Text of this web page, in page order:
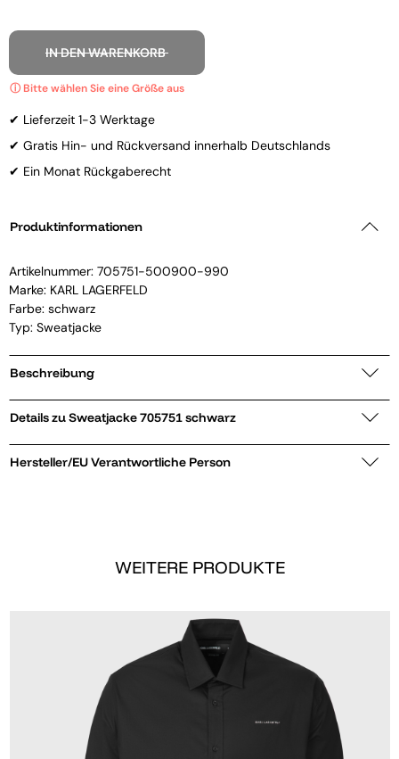
IN DEN WARENKORB
✔ Lieferzeit 1-3 Werktage
✔ Gratis Hin- und Rückversand innerhalb Deutschlands
✔ Ein Monat Rückgaberecht
Produktinformationen
Artikelnummer: 705751-500900-990
Marke: KARL LAGERFELD
Farbe: schwarz
Typ: Sweatjacke
Beschreibung
Details zu Sweatjacke 705751 schwarz
Hersteller/EU Verantwortliche Person
WEITERE PRODUKTE